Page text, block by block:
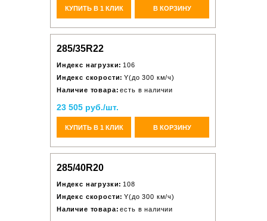
КУПИТЬ В 1 КЛИК В КОРЗИНУ
285/35R22
Индекс нагрузки: 106
Индекс скорости: Y(до 300 км/ч)
Наличие товара: есть в наличии
23 505 руб./шт.
КУПИТЬ В 1 КЛИК В КОРЗИНУ
285/40R20
Индекс нагрузки: 108
Индекс скорости: Y(до 300 км/ч)
Наличие товара: есть в наличии